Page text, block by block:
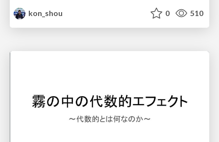
kon_shou
0 510